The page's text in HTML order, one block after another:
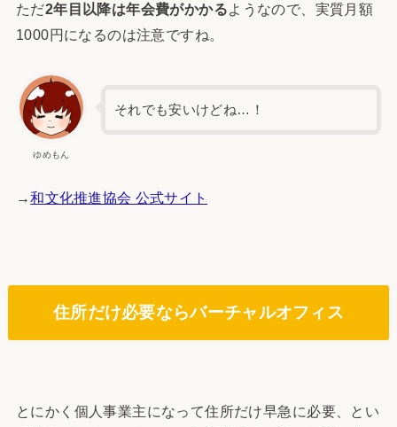
ただ2年目以降は年会費がかかるようなので、実質月額
1000円になるのは注意ですね。
ゆめもん
それでも安いけどね…！
→和文化推進協会 公式サイト
住所だけ必要ならバーチャルオフィス
とにかく個人事業主になって住所だけ早急に必要、とい